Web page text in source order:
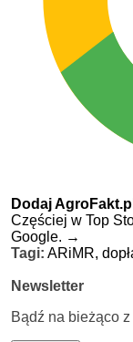
Dodaj
Częściej w Top
Google. →
Tagi: ARiMR,
Newsletter
Bądź na bieżąco